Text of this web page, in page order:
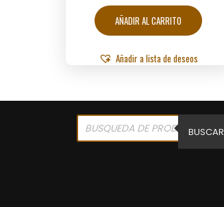
AÑADIR AL CARRITO
Añadir a lista de deseos
Products
search BUSCAR